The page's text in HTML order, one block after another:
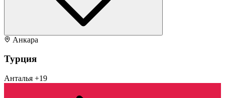
Анкара
Турция
Анталья +19